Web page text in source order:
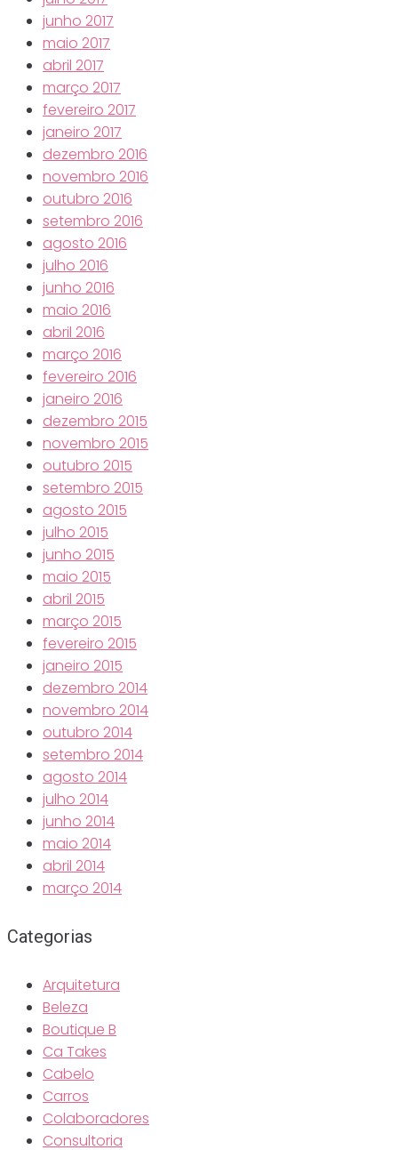
junho 2017
maio 2017
abril 2017
março 2017
fevereiro 2017
janeiro 2017
dezembro 2016
novembro 2016
outubro 2016
setembro 2016
agosto 2016
julho 2016
junho 2016
maio 2016
abril 2016
março 2016
fevereiro 2016
janeiro 2016
dezembro 2015
novembro 2015
outubro 2015
setembro 2015
agosto 2015
julho 2015
junho 2015
maio 2015
abril 2015
março 2015
fevereiro 2015
janeiro 2015
dezembro 2014
novembro 2014
outubro 2014
setembro 2014
agosto 2014
julho 2014
junho 2014
maio 2014
abril 2014
março 2014
Categorias
Arquitetura
Beleza
Boutique B
Ca Takes
Cabelo
Carros
Colaboradores
Consultoria